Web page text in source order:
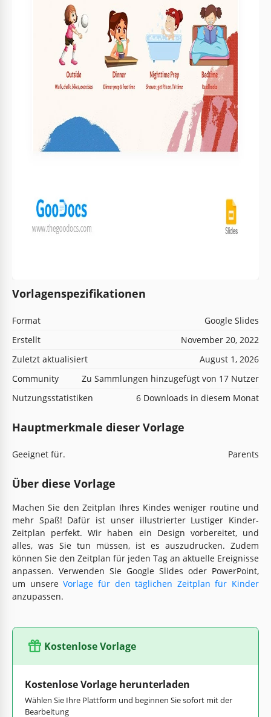
Vorlagenspezifikationen
Format
Google Slides
Erstellt
November 20, 2022
Zuletzt aktualisiert
August 1, 2026
Community
Zu Sammlungen hinzugefügt von 17 Nutzer
Nutzungsstatistiken
6 Downloads in diesem Monat
Hauptmerkmale dieser Vorlage
Geeignet für. Parents
Über diese Vorlage
Machen Sie den Zeitplan Ihres Kindes weniger routine und
mehr Spaß! Dafür ist unser illustrierter Lustiger Kinder-
Zeitplan perfekt. Wir haben ein Design vorbereitet, und
alles, was Sie tun müssen, ist es auszudrucken. Zudem
können Sie den Zeitplan für jeden Tag an aktuelle Ereignisse
anpassen. Verwenden Sie Google Slides oder PowerPoint,
um unsereVorlage für den täglichen Zeitplan für Kinder
anzupassen.
Kostenlose Vorlage
Kostenlose Vorlage herunterladen
Wählen Sie Ihre Plattform und beginnen Sie sofort mit der
Bearbeitung